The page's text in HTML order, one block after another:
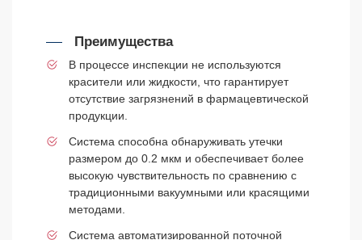
Преимущества
В процессе инспекции не используются
красители или жидкости, что гарантирует
отсутствие загрязнений в фармацевтической
продукции.
Система способна обнаруживать утечки
размером до 0.2 мкм и обеспечивает более
высокую чувствительность по сравнению с
традиционными вакуумными или красящими
методами.
Система автоматизированной поточной